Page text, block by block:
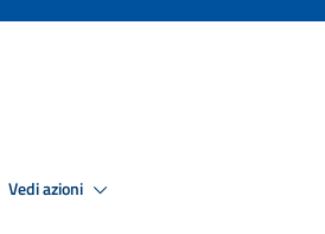
Vedi azioni